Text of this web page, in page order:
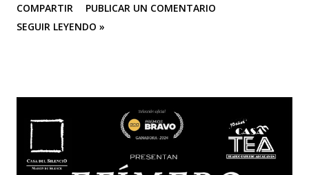
de octubre del 2025 en el Corredor Cultural Del Centro
Comercial Los Ángeles, dónde actualmente se han
Galponcito De Umbral- Correo De Voz Teatro , Candela
Teatro y CASA TEA -Teatro Estudio Alcaraván- este último,
organizador del festival. Teatro Estudio Alcaraván, las
salas del corredor cultural, los grupos y artistas
COMPARTIR
PUBLICAR UN COMENTARIO
SEGUIR LEYENDO »